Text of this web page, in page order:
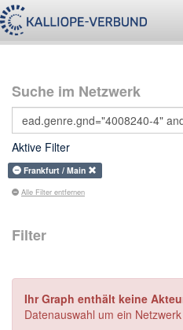
Suche im Netzwerk
Aktive Filter
Frankfurt / Main
Alle Filter entfernen
Filter
Ihr Graph enthält keine
Datenauswahl um ein